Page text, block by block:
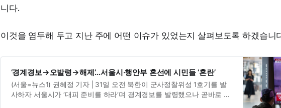
니다.
이것을 염두해 두고 지난 주에 어떤 이슈가 있었는지 살펴보도록 하겠습니
‘경계경보→오발령→해제‘…서울시·행안부 혼선에 시민들 ‘혼란’
(서울=뉴스1) 권혜정 기자 | 31일 오전 북한이 군사정찰위성 1호기를 발
사하자 서울시가 ‘대피 준비를 하라‘며 경계경보를 발령했으나 곧바로 행